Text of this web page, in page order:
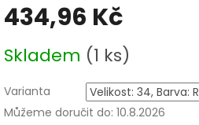
434,96 Kč
cena:
Skladem (1 ks)
Varianta
Můžeme doručit do: 10.8.2026